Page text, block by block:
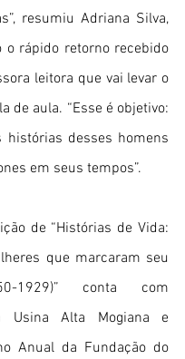
resumiu Adriana Silva,
o rápido retorno recebido
leitora que vai levar o
de aula. “Esse é objetivo:
histórias desses homens
em seus tempos”.
de “Histórias de Vida:
que marcaram seu
1929)” conta com
Usina Alta Mogiana e
Anual da Fundação do